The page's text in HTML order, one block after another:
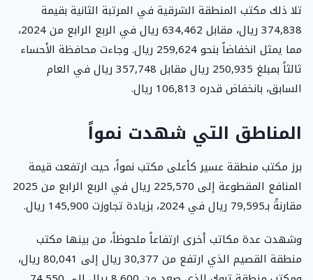
تلا ذلك مكتب المنطقة الشرقية في المرتبة الثانية بقيمة
374,838 ريال، مقابل 634,462 ريال في الربع الرابع من 2024،
مما يمثل انخفاضاً بنحو 259,624 ريال. وجاءت محافظة الأحساء
ثالثاً بمبلغ 250,935 ريال مقابل 357,748 ريال في العام
السابق، بانخفاض قدره 106,813 ريال.
المناطق التي شهدت نمواً
برز مكتب منطقة عسير كأعلى مكتب نمواً، حيث ارتفعت قيمة
المنافع المقطوعة إلى 225,570 ريال في الربع الرابع من 2025
مقارنةً بـ79,595 ريال في 2024، بزيادة تجاوزت 145,900 ريال.
وشهدت عدة مكاتب أخرى ارتفاعاً ملحوظاً، من بينها مكتب
منطقة القصيم الذي ارتفع من 30,377 ريال إلى 80,041 ريال،